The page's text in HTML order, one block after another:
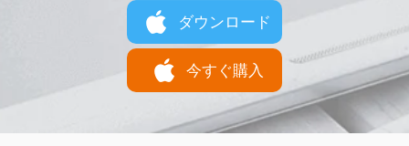
ダウンロード
今すぐ購入